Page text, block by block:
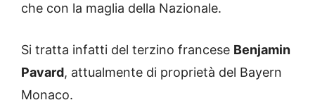
che con la maglia della Nazionale.
Si tratta infatti del terzino francese Benjamin
Pavard, attualmente di proprietà del Bayern
Monaco.